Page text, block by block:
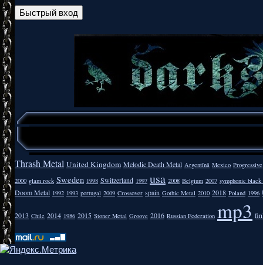
Thrash Metal United Kingdom Melodic Death Metal Argentīnā Mexico Progressive
2000 glam rock Sweden 1998 Switzerland 1997 usa 2008 Belgium 2007 symphonic
Doom Metal 1992 1993 portugal 2009 Crossover spain Gothic Metal 2010 2018 Poland 1996
2013 Chile 2014 1986 2015 Stoner Metal Groove 2016 Russian Federation mp3